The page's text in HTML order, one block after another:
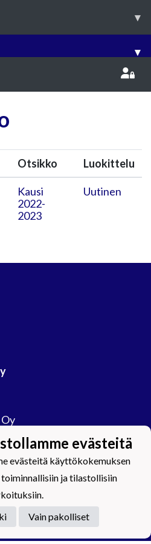
▾
▾
Otsikko Luokittelu
Kausi
2022-
2023
Uutinen
evästeitä
evästeitä käyttökokemuksen
ja tilastollisiin
Vain pakolliset